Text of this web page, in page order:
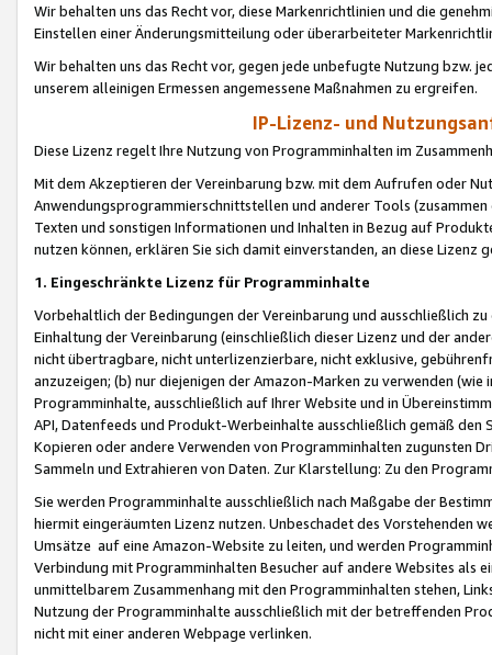
Wir behalten uns das Recht vor, diese Markenrichtlinien und die
Einstellen einer Änderungsmitteilung oder überarbeiteter
Wir behalten uns das Recht vor, gegen jede unbefugte Nutzung bzw.
unserem alleinigen Ermessen angemessene Maßnahmen zu ergreifen.
IP-Lizenz- und
Diese Lizenz regelt Ihre Nutzung von Programminhalten im
Mit dem Akzeptieren der Vereinbarung bzw. mit dem Aufrufen oder
Anwendungsprogrammierschnittstellen und anderer Tools (zusammen
Texten und sonstigen Informationen und Inhalten in Bezug auf
nutzen können, erklären Sie sich damit einverstanden, an diese Lizenz
1. Eingeschränkte Lizenz für Programminhalte
Vorbehaltlich der Bedingungen der Vereinbarung und ausschließlich
Einhaltung der Vereinbarung (einschließlich dieser Lizenz und der
nicht übertragbare, nicht unterlizenzierbare, nicht exklusive,
anzuzeigen; (b) nur diejenigen der Amazon-Marken zu verwenden
Programminhalte, ausschließlich auf Ihrer Website und in
API, Datenfeeds und Produkt-Werbeinhalte ausschließlich gemäß
Kopieren oder andere Verwenden von Programminhalten zugunsten
Sammeln und Extrahieren von Daten. Zur Klarstellung: Zu den
Sie werden Programminhalte ausschließlich nach Maßgabe der
hiermit eingeräumten Lizenz nutzen. Unbeschadet des Vorstehenden
Umsätze auf eine Amazon-Website zu leiten, und werden
Verbindung mit Programminhalten Besucher auf andere Websites als
unmittelbarem Zusammenhang mit den Programminhalten stehen,
Nutzung der Programminhalte ausschließlich mit der betreffenden
nicht mit einer anderen Webpage verlinken.